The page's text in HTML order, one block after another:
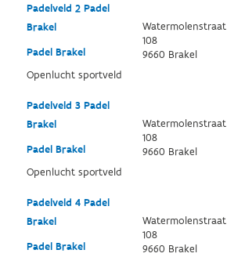
Padelveld 2 Padel
Brakel
Padel Brakel
Openlucht sportveld
Watermolenstraat
108
9660 Brakel
Padelveld 3 Padel
Brakel
Padel Brakel
Openlucht sportveld
Watermolenstraat
108
9660 Brakel
Padelveld 4 Padel
Brakel
Padel Brakel
Watermolenstraat
108
9660 Brakel